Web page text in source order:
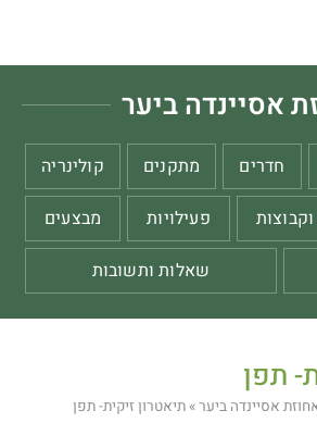
אסיינדה ביער
חדרים מתקנים
קולינריה
פעילויות
מבצעים
שאלות ותשובות
תפן
אסיינדה ביער» תיאטרון זיקית- תפן